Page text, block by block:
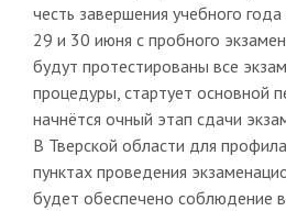
честь завершения учебного
29 и 30 июня с пробного
будут протестированы все
процедуры, стартует основной
начнётся очный этап сдачи
В Тверской области для
пунктах проведения
будет обеспечено соблюдение